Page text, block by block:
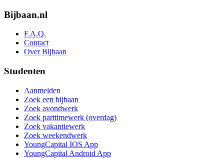
Bijbaan.nl
F.A.Q.
Contact
Over Bijbaan
Studenten
Aanmelden
Zoek een bijbaan
Zoek avondwerk
Zoek parttimewerk (overdag)
Zoek vakantiewerk
Zoek weekendwerk
YoungCapital IOS App
YoungCapital Android App